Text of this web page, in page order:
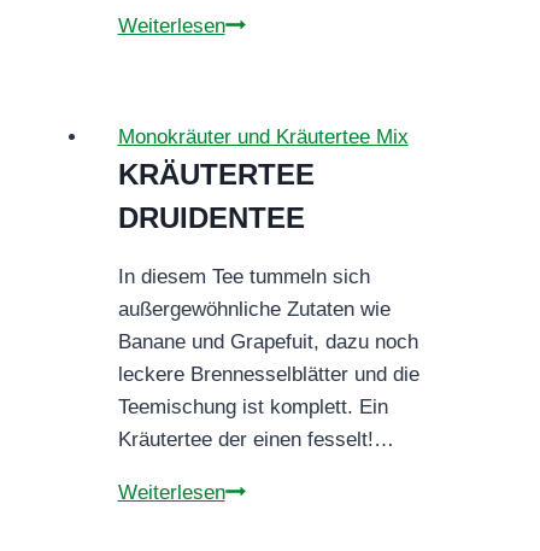
WeiterlesenKRÄUTERTEE
Monokräuter und Kräutertee Mix
KRÄUTERTEE
DRUIDENTEE
In diesem Tee tummeln sich
außergewöhnliche Zutaten wie
Banane und Grapefuit, dazu noch
leckere Brennesselblätter und die
Teemischung ist komplett. Ein
Kräutertee der einen fesselt!…
WeiterlesenKRÄUTERTEE